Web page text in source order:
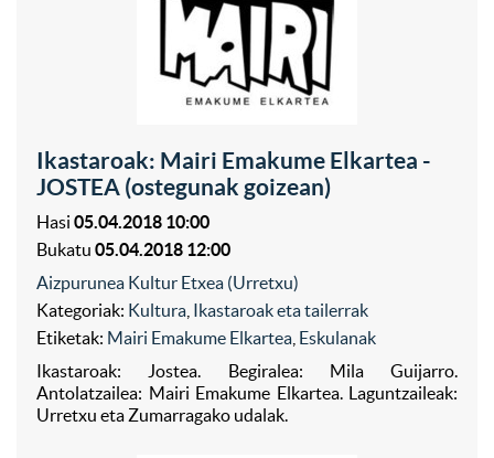
Ikastaroak: Mairi Emakume Elkartea -
JOSTEA (ostegunak goizean)
Hasi 05.04.2018 10:00
Bukatu 05.04.2018 12:00
Aizpurunea Kultur Etxea (Urretxu)
Kategoriak: Kultura Ikastaroak eta tailerrak
Etiketak: Mairi Emakume Elkartea Eskulanak
Ikastaroak: Jostea. Begiralea: Mila Guijarro.
Antolatzailea: Mairi Emakume Elkartea. Laguntzaileak:
Urretxu eta Zumarragako udalak.